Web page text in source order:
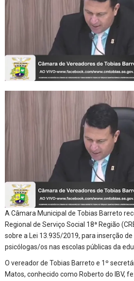
A Câmara Municipal de Tobias Barreto
Regional de Serviço Social 18ª Região
sobre a Lei 13.935/2019, para inserção
psicólogas/os nas escolas públicas da
O vereador de Tobias Barreto e 1º
Matos, conhecido como Roberto do IBV,